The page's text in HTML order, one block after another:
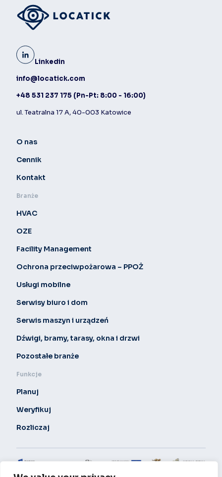
Linkedin
info@locatick.com
+48 531 237 175 (Pn-Pt: 8:00 - 16:00)
ul. Teatralna 17 A, 40-003 Katowice
O nas
Cennik
Kontakt
Branże
HVAC
OZE
Facility Management
Ochrona przeciwpożarowa – PPOŻ
Usługi mobilne
Serwisy biuro i dom
Serwis maszyn i urządzeń
Dźwigi, bramy, tarasy, okna i drzwi
Pozostałe branże
Funkcje
Planuj
Weryfikuj
Rozliczaj